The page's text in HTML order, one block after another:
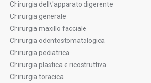
Chirurgia dell\'apparato digerente
Chirurgia generale
Chirurgia maxillo facciale
Chirurgia odontostomatologica
Chirurgia pediatrica
Chirurgia plastica e ricostruttiva
Chirurgia toracica